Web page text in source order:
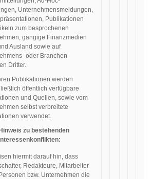
Unternehmensmeldungen,
Publikationen
zum besprochenen
gängige Finanzmedien
Ausland sowie auf
oder Branchen-
Dritter.
Publikationen werden
öffentlich verfügbare
und Quellen, sowie vom
selbst verbreitete
verwendet.
Hinweis zu bestehenden
Interessenkonflikten:
hiermit darauf hin, dass
Redakteure, Mitarbeiter
bzw. Unternehmen die